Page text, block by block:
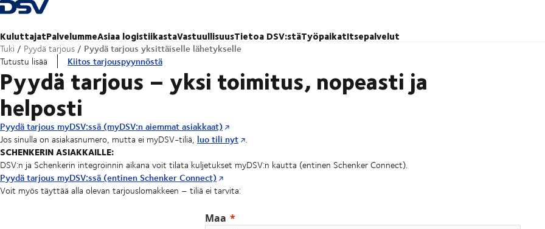
Takaisin kotisivulle
KuluttajatPalvelummeAsiaa logistiikastaVastuullisuusTietoa DSV:stäTyöpaikatItsepalvelut
Tuki Pyydä tarjous Pyydä tarjous yksittäiselle lähetykselle
Tutustu lisää Kiitos tarjouspyynnöstä
Pyydä tarjous – yksi toimitus, nopeasti ja
helposti
Pyydä tarjous myDSV:ssä (myDSV:n aiemmat asiakkaat)
Jos sinulla on asiakasnumero, mutta ei myDSV-tiliä, luo tili nyt .
SCHENKERIN ASIAKKAILLE:
DSV:n ja Schenkerin integroinnin aikana voit tilata kuljetukset myDSV:n kautta (entinen Schenker Connect).
Pyydä tarjous myDSV:ssä (entinen Schenker Connect)
Voit myös täyttää alla olevan tarjouslomakkeen – tiliä ei tarvita:
Maa